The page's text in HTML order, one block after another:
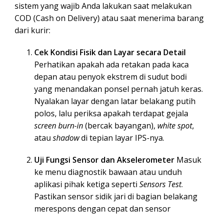
sistem yang wajib Anda lakukan saat melakukan
COD (Cash on Delivery) atau saat menerima barang
dari kurir:
Cek Kondisi Fisik dan Layar secara Detail
Perhatikan apakah ada retakan pada kaca
depan atau penyok ekstrem di sudut bodi
yang menandakan ponsel pernah jatuh keras.
Nyalakan layar dengan latar belakang putih
polos, lalu periksa apakah terdapat gejala
screen burn-in(bercak bayangan), white spot,
atau shadowdi tepian layar IPS-nya.
Uji Fungsi Sensor dan Akselerometer Masuk
ke menu diagnostik bawaan atau unduh
aplikasi pihak ketiga seperti Sensors Test.
Pastikan sensor sidik jari di bagian belakang
merespons dengan cepat dan sensor